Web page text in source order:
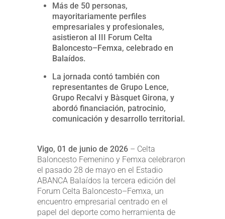
Más de 50 personas,
mayoritariamente perfiles
empresariales y profesionales,
asistieron al III Forum Celta
Baloncesto–Femxa, celebrado en
Balaídos.
La jornada contó también con
representantes de Grupo Lence,
Grupo Recalvi y Bàsquet Girona, y
abordó financiación, patrocinio,
comunicación y desarrollo territorial.
Vigo, 01 de junio de 2026 – Celta
Baloncesto Femenino y Femxa celebraron
el pasado 28 de mayo en el Estadio
ABANCA Balaídos la tercera edición del
Forum Celta Baloncesto–Femxa, un
encuentro empresarial centrado en el
papel del deporte como herramienta de